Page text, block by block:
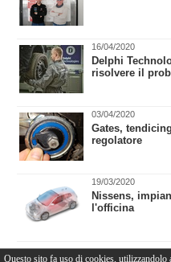
16/04/2020
Delphi
risolvere il
03/04/2020
Gates,
regolatore
19/03/2020
Nissens,
l'officina
Questo sito fa uso di cookies, utilizzandolo